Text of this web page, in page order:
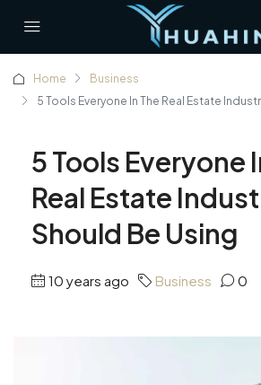
Home
Business
5 Tools Everyone In The Real Estate
5 Tools Everyone
Real Estate
Should Be Using
10 years ago Business 0